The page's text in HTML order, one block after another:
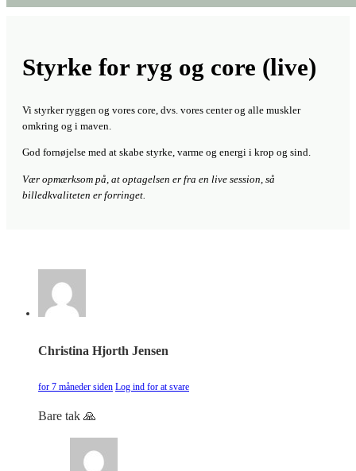
Styrke for ryg og core (live)
Vi styrker ryggen og vores core, dvs. vores center og alle muskler
omkring og i maven.
God fornøjelse med at skabe styrke, varme og energi i krop og sind.
Vær opmærksom på, at optagelsen er fra en live session, så
billedkvaliteten er forringet.
Christina Hjorth Jensen
for 7 måneder siden Log ind for at svare
Bare tak 🙏